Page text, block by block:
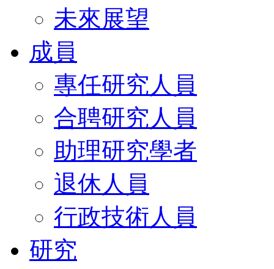
未來展望
成員
專任研究人員
合聘研究人員
助理研究學者
退休人員
行政技術人員
研究